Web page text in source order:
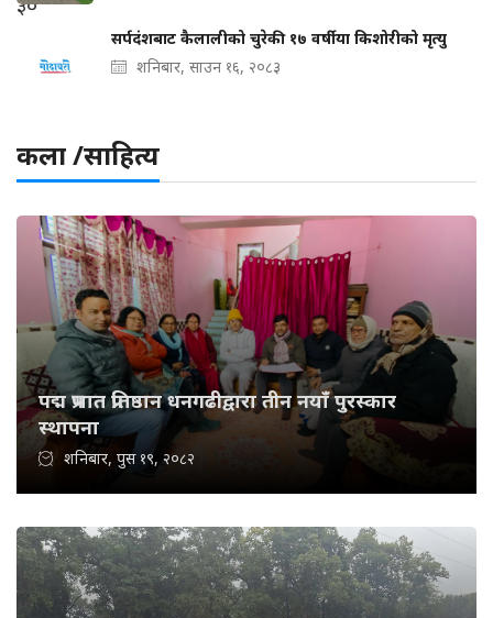
सर्पदंशबाट कैलालीको चुरेकी १७ वर्षीया किशोरीको मृत्यु
शनिबार, साउन १६, २०८३
कला /साहित्य
पद्म प्रभात प्रतिष्ठान धनगढीद्वारा तीन नयाँ पुरस्कार
स्थापना
शनिबार, पुस १९, २०८२